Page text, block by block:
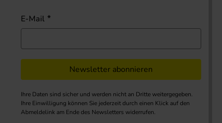
E-Mail
Newsletter abonnieren
Ihre Daten sind sicher und werden nicht an Dritte weitergegeben.
Ihre Einwilligung können Sie jederzeit durch einen Klick auf den
Abmeldelink am Ende des Newsletters widerrufen.